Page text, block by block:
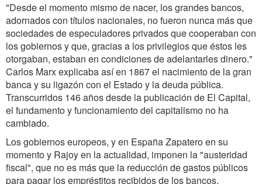
"Desde el momento mismo de nacer, los grandes bancos,
adornados con títulos nacionales, no fueron nunca más que
sociedades de especuladores privados que cooperaban con
los gobiernos y que, gracias a los privilegios que éstos les
otorgaban, estaban en condiciones de adelantarles dinero."
Carlos Marx explicaba así en 1867 el nacimiento de la gran
banca y su ligazón con el Estado y la deuda pública.
Transcurridos 146 años desde la publicación de El Capital,
el fundamento y funcionamiento del capitalismo no ha
cambiado.
Los gobiernos europeos, y en España Zapatero en su
momento y Rajoy en la actualidad, imponen la "austeridad
fiscal", que no es más que la reducción de gastos públicos
para pagar los empréstitos recibidos de los bancos.